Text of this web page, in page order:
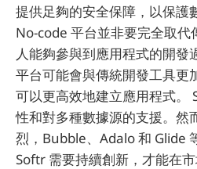
提供足夠的安全保障，以保護
No-code 平台並非要完全取代
人能夠參與到應用程式的開
平台可能會與傳統開發工具更
可以更高效地建立應用程式。
性和對多種數據源的支援。然
烈，Bubble、Adalo 和 Glide
Softr 需要持續創新，才能在